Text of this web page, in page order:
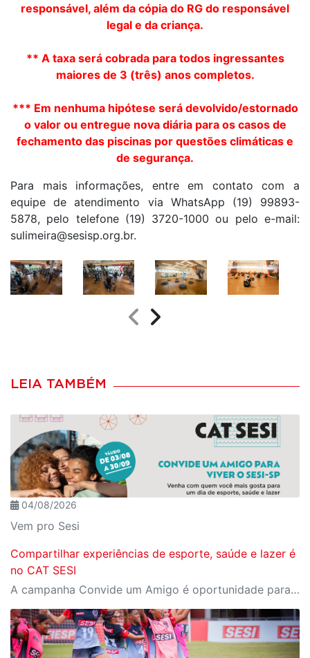
responsável, além da cópia do RG do responsável
legal e da criança.
** A taxa será cobrada para todos ingressantes
maiores de 3 (três) anos completos.
*** Em nenhuma hipótese será devolvido/estornado
o valor ou entregue nova diária para os casos de
fechamento das piscinas por questões climáticas e
de segurança.
Para mais informações, entre em contato com a
equipe de atendimento via WhatsApp (19) 99893-
5878, pelo telefone (19) 3720-1000 ou pelo e-mail:
sulimeira@sesisp.org.br.
LEIA TAMBÉM
04/08/2026
Vem pro Sesi
Compartilhar experiências de esporte, saúde e lazer é
no CAT SESI
A campanha Convide um Amigo é oportunidade para reunir amigos para aproveitar juntos toda estrutura da unidade SESI-SP mais próxima. Os benefícios para clientes e convidados estão no regulamento